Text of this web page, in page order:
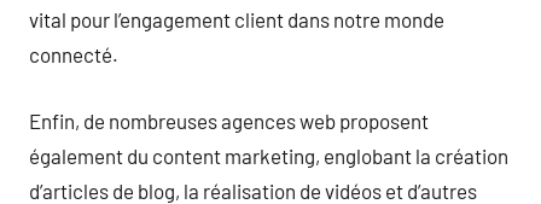
vital pour l’engagement client dans notre monde
connecté.
Enfin, de nombreuses agences web proposent
également du content marketing, englobant la création
d’articles de blog, la réalisation de vidéos et d’autres